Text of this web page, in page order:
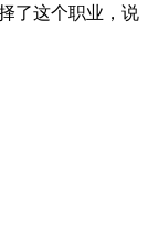
了这个职业，说